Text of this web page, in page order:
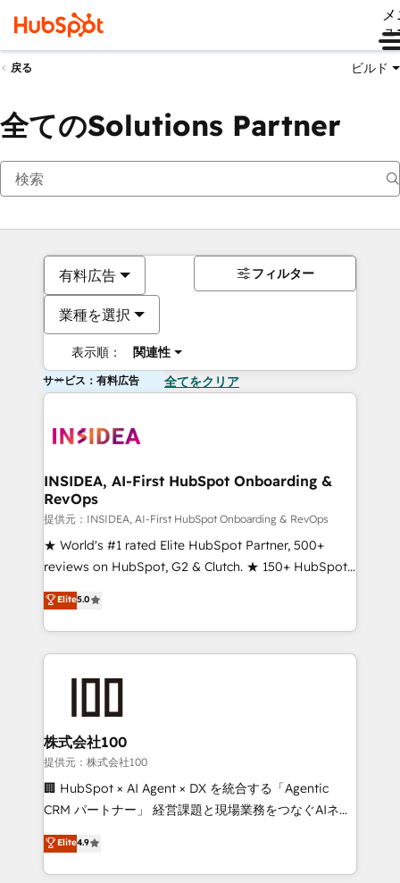
ュ
戻る ビルド
全てのSolutions Partner
有料広告
業種を選択
表示順： 関連性
フィルター
サービス：有料広告 全てをクリア
INSIDEA, AI-First HubSpot Onboarding &
RevOps
提供元：INSIDEA, AI-First HubSpot Onboarding & RevOps
★ World's #1 rated Elite HubSpot Partner, 500+
reviews on HubSpot, G2 & Clutch. ★ 150+ HubSpot
Certified Experts & Trainers across the team ★
1,500+ implementations across five continents ★ AI-
First, RevOps-led, Onboarding obsessed ★
Company of the Year 2024/25 INSIDEA helps
and build AI-powered workflows that drive adoption
from week one, in your time zone. What we do ➤
Onboarding: Live in weeks, with workflows built
around your business, not a template. ➤ Migration:
Move from any legacy CRM. Zero downtime, full data
run your revenue process. Sales, marketing, and
service wired together. ➤ AI and Integrations: Layer
Elite5.0
株式会社100
提供元：株式会社100
🏢 HubSpot × AI Agent × DX を統合する「Agentic
CRM パートナー」 経営課題と現場業務をつなぐAIネイ
ティブ・エージェンシーとして、HubSpot Eliteの実装
力で顧客フロント業務を再設計します。 💡 100inc は何
をする会社か？ HubSpotを共通基盤に、AIエージェン
Elite4.9